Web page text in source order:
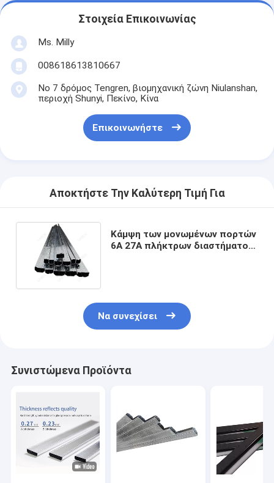
Στοιχεία Επικοινωνίας
Ms. Milly
008618613810667
Νο 7 δρόμος Tengren, βιομηχανική ζώνη Niulanshan,
περιοχή Shunyi, Πεκίνο, Κίνα
Επικοινωνήστε
Αποκτήστε Την Καλύτερη Τιμή Για
Κάμψη των μονωμένων πορτών
6A 27A πλήκτρων διαστήματος
Να συνεχίσει
Συνιστώμενα Προϊόντα